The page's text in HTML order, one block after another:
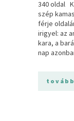
340 oldal
szép
férje
irigyel: az
kara, a
nap